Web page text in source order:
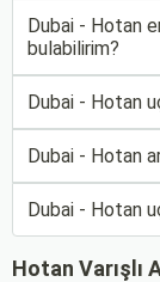
Dubai - Hotan
bulabilirim?
Dubai - Hotan
Dubai - Hotan
Dubai - Hotan
Hotan